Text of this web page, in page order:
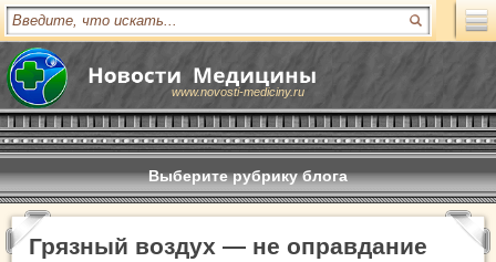
www.novosti-mediciny.ru
Выберите рубрику блога
Грязный воздух — не оправдание